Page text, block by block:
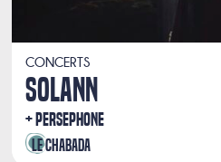
CONCERTS
SOLANN
PERSEPHONE
Le Chabada